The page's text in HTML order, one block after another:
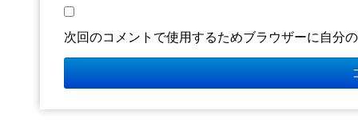
次回のコメントで使用するためブラウザーに自分